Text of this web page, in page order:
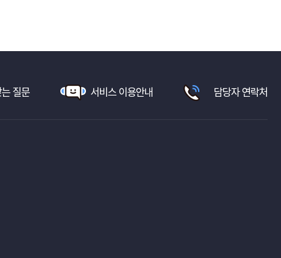
질문 서비스 이용안내 담당자 연락처